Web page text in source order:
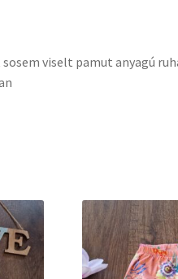
viselt pamut anyagú